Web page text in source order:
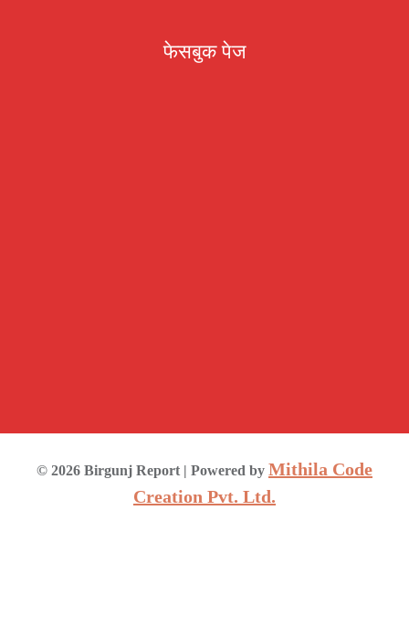
फेसबुक पेज
© 2026 Birgunj Report | Powered by Mithila Code
Creation Pvt. Ltd.